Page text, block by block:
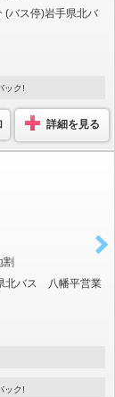
(バス停)岩手県北バ
ック!
詳細を見る
割
北バス 八幡平営業
ック!